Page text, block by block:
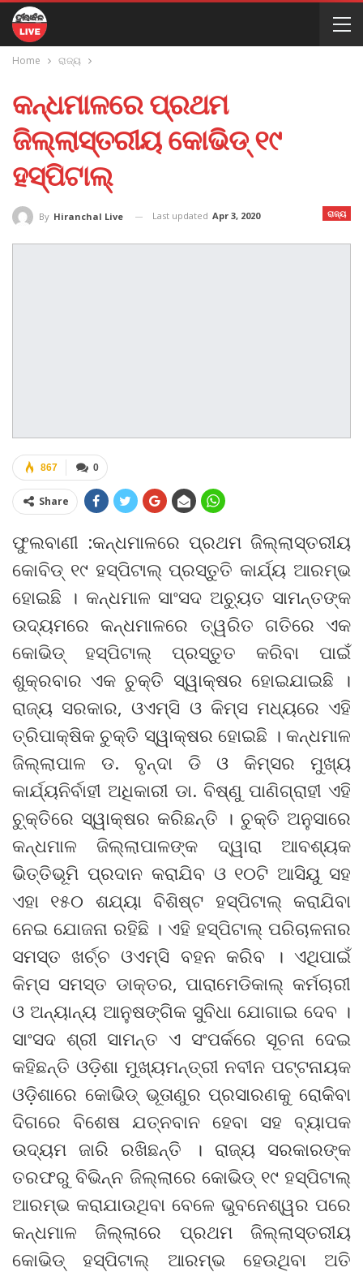
Home ରାଜ୍ୟ
କନ୍ଧମାଳରେ ପ୍ରଥମ
ଜିଲ୍ଲାସ୍ତରୀୟ କୋଭିଡ୍‍ ୧୯
ହସ୍‍ପିଟାଲ୍‍
ରାଜ୍ୟ
By Hiranchal Live Last updated Apr 3, 2020
0
867
Share
ଫୁଲବାଣୀ :କନ୍ଧମାଳରେ ପ୍ରଥମ ଜିଲ୍ଲାସ୍ତରୀୟ
କୋବିଡ୍‍ ୧୯ ହସ୍‍ପିଟାଲ୍‍ ପ୍ରସ୍ତୁତି କାର୍ଯ୍ୟ ଆରମ୍ଭ
ହୋଇଛି । କନ୍ଧମାଳ ସାଂସଦ ଅଚ୍ୟୁତ ସାମନ୍ତଙ୍କ
ଉଦ୍ୟମରେ କନ୍ଧମାଳରେ ତ୍ୱରିତ ଗତିରେ ଏକ
କୋଭିଡ୍‍ ହସ୍‍ପିଟାଲ୍‍ ପ୍ରସ୍ତୁତ କରିବା ପାଇଁ
ଶୁକ୍ରବାର ଏକ ଚୁକ୍ତି ସ୍ୱାକ୍ଷର ହୋଇଯାଇଛି ।
ରାଜ୍ୟ ସରକାର, ଓଏମ୍‍ସି ଓ କିମ୍‍ସ ମଧ୍ୟରେ ଏହି
ତ୍ରିପାକ୍ଷିକ ଚୁକ୍ତି ସ୍ୱାକ୍ଷର ହୋଇଛି । କନ୍ଧମାଳ
ଜିଲ୍ଲାପାଳ ଡ. ବୃନ୍ଦା ଡି ଓ କିମ୍‍ସର ମୁଖ୍ୟ
କାର୍ଯ୍ୟନିର୍ବାହୀ ଅଧିକାରୀ ଡା. ବିଷ୍ଣୁ ପାଣିଗ୍ରାହୀ ଏହି
ଚୁ୍‍କ୍ତିରେ ସ୍ୱାକ୍ଷର କରିଛନ୍ତି । ଚୁକ୍ତି ଅନୁସାରେ
କନ୍ଧମାଳ ଜିଲ୍ଲାପାଳଙ୍କ ଦ୍ୱାରା ଆବଶ୍ୟକ
ଭିତ୍ତିଭୂମି ପ୍ରଦାନ କରାଯିବ ଓ ୧୦ଟି ଆସିୟୁ ସହ
ଏହା ୧୫୦ ଶଯ୍ୟା ବିଶିଷ୍ଟ ହସ୍‍ପିଟାଲ୍‍ କରାଯିବା
ନେଇ ଯୋଜନା ରହିଛି । ଏହି ହସ୍‍ପିଟାଲ୍‍ ପରିଚାଳନାର
ସମସ୍ତ ଖର୍ଚ୍ଚ ଓଏମ୍‍ସି ବହନ କରିବ । ଏଥିପାଇଁ
କିମ୍‍ସ ସମସ୍ତ ଡାକ୍ତର, ପାରାମେଡିକାଲ୍‍ କର୍ମଚାରୀ
ଓ ଅନ୍ୟାନ୍ୟ ଆନୁଷଙ୍ଗିକ ସୁବିଧା ଯୋଗାଇ ଦେବ ।
ସାଂସଦ ଶ୍ରୀ ସାମନ୍ତ ଏ ସଂପର୍କରେ ସୂଚନା ଦେଇ
କହିଛନ୍ତି ଓଡ଼ିଶା ମୁଖ୍ୟମନ୍ତ୍ରୀ ନବୀନ ପଟ୍ଟନାୟକ
ଓଡ଼ିଶାରେ କୋଭିଡ୍‍ ଭୂତାଣୁର ପ୍ରସାରଣକୁ ରୋକିବା
ଦିଗରେ ବିଶେଷ ଯତ୍ନବାନ ହେବା ସହ ବ୍ୟାପକ
ଉଦ୍ୟମ ଜାରି ରଖିଛନ୍ତି । ରାଜ୍ୟ ସରକାରଙ୍କ
ତରଫରୁ ବିଭିନ୍ନ ଜିଲ୍ଲାରେ କୋଭିଡ୍‍ ୧୯ ହସ୍‍ପିଟାଲ୍‍
ଆରମ୍ଭ କରାଯାଉଥିବା ବେଳେ ଭୁବନେଶ୍ୱର ପରେ
କନ୍ଧମାଳ ଜିଲ୍ଲାରେ ପ୍ରଥମ ଜିଲ୍ଲାସ୍ତରୀୟ
କୋଭିଡ୍‍ ହସ୍‍ପିଟାଲ୍‍ ଆରମ୍ଭ ହେଉଥିବା ଅତି